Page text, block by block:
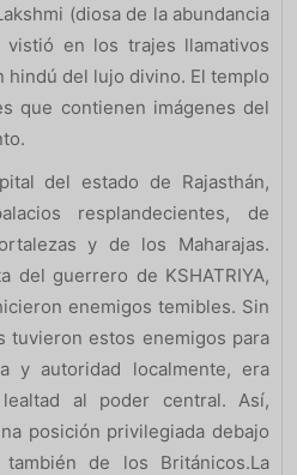
(diosa de la abundancia
en los trajes llamativos
hindú del lujo divino. El templo
que contienen imágenes del
del estado de Rajasthán,
resplandecientes, de
y de los Maharajas.
del guerrero de KSHATRIYA,
enemigos temibles. Sin
tuvieron estos enemigos para
y autoridad localmente, era
al poder central. Así,
posición privilegiada debajo
de los Británicos.La